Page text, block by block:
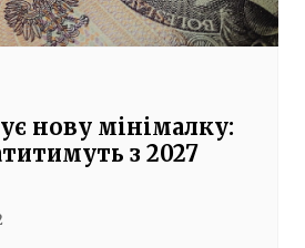
нову мінімалку:
з 2027